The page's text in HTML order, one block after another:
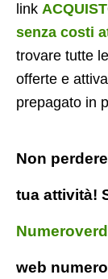
link
senza costi
trovare tutte
offerte e
prepagato in
Non
tua attività!
web